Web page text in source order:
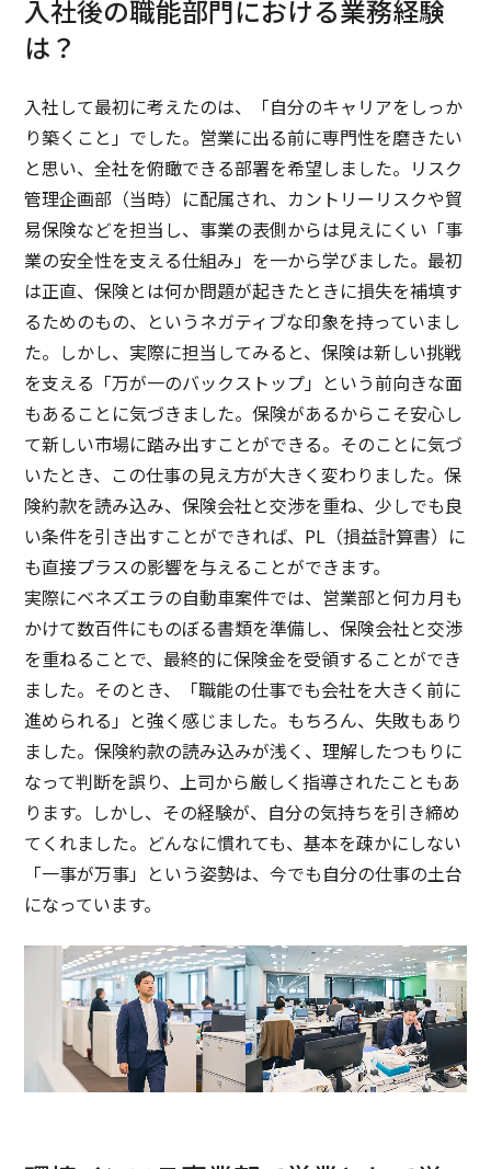
入社後の職能部門における業務経験
は？
入社して最初に考えたのは、「自分のキャリアをしっか
り築くこと」でした。営業に出る前に専門性を磨きたい
と思い、全社を俯瞰できる部署を希望しました。リスク
管理企画部（当時）に配属され、カントリーリスクや貿
易保険などを担当し、事業の表側からは見えにくい「事
業の安全性を支える仕組み」を一から学びました。最初
は正直、保険とは何か問題が起きたときに損失を補填す
るためのもの、というネガティブな印象を持っていまし
た。しかし、実際に担当してみると、保険は新しい挑戦
を支える「万が一のバックストップ」という前向きな面
もあることに気づきました。保険があるからこそ安心し
て新しい市場に踏み出すことができる。そのことに気づ
いたとき、この仕事の見え方が大きく変わりました。保
険約款を読み込み、保険会社と交渉を重ね、少しでも良
い条件を引き出すことができれば、PL（損益計算書）に
も直接プラスの影響を与えることができます。
実際にベネズエラの自動車案件では、営業部と何カ月も
かけて数百件にものぼる書類を準備し、保険会社と交渉
を重ねることで、最終的に保険金を受領することができ
ました。そのとき、「職能の仕事でも会社を大きく前に
進められる」と強く感じました。もちろん、失敗もあり
ました。保険約款の読み込みが浅く、理解したつもりに
なって判断を誤り、上司から厳しく指導されたこともあ
ります。しかし、その経験が、自分の気持ちを引き締め
てくれました。どんなに慣れても、基本を疎かにしない
「一事が万事」という姿勢は、今でも自分の仕事の土台
になっています。